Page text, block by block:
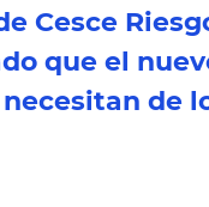
Cesce
que el
de